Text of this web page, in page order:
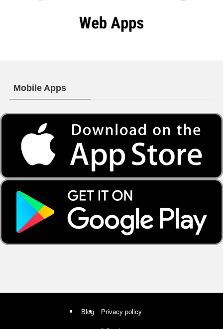
Mobile Apps
Blog Privacy policy